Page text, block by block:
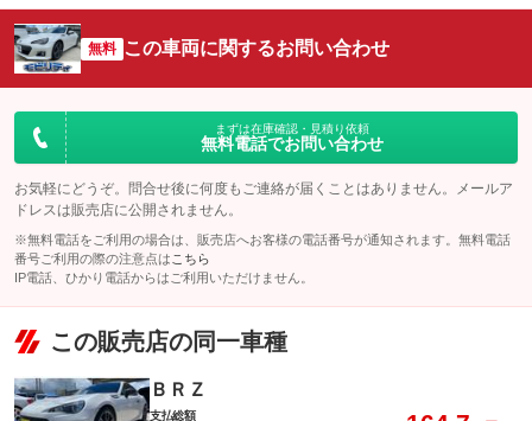
無料 この車両に関するお問い合わせ
まずは在庫確認・見積り依頼
無料電話でお問い合わせ
お気軽にどうぞ。問合せ後に何度もご連絡が届くことはありません。メールア
ドレスは販売店に公開されません。
※無料電話をご利用の場合は、販売店へお客様の電話番号が通知されます。無料電話
番号ご利用の際の注意点は こちら
IP電話、ひかり電話からはご利用いただけません。
この販売店の同一車種
ＢＲＺ
支払総額